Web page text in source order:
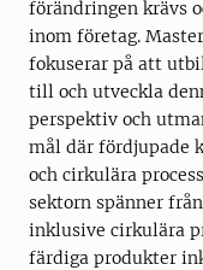
förändringen krävs
inom företag.
fokuserar på att
till och utveckla
perspektiv och
mål där fördjupade
och cirkulära
sektorn spänner
inklusive cirkulära
färdiga produkter